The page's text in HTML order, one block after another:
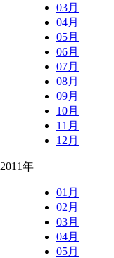
03月
04月
05月
06月
07月
08月
09月
10月
11月
12月
2011年
01月
02月
03月
04月
05月